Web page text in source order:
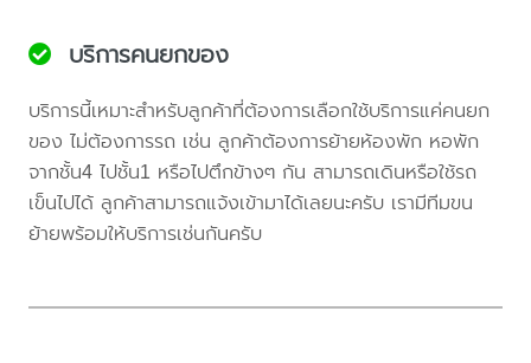
บริการคนยกของ
บริการนี้เหมาะสำหรับลูกค้าที่ต้องการเลือกใช้บริการแค่คนยก
ของ ไม่ต้องการรถ เช่น ลูกค้าต้องการย้ายห้องพัก หอพัก
จากชั้น4 ไปชั้น1 หรือไปตึกข้างๆ กัน สามารถเดินหรือใช้รถ
เข็นไปได้ ลูกค้าสามารถแจ้งเข้ามาได้เลยนะครับ เรามีทีมขน
ย้ายพร้อมให้บริการเช่นกันครับ